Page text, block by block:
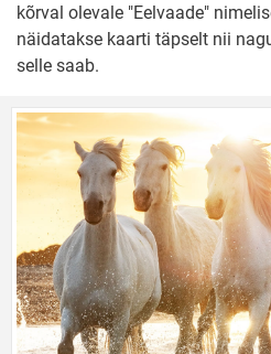
kõrval olevale "Eelvaade"
näidatakse kaarti täpselt nii
selle saab.